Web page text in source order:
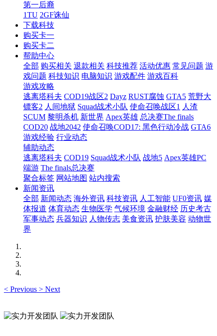
第一后裔
1TU 2GF诛仙
下载科技
购买卡一
购买卡二
帮助中心
全部 购买相关 退款相关 科技推荐 活动优惠 常见问题 游
戏问题 科技知识 电脑知识 游戏配件 游戏百科
游戏攻略
逃离塔科夫 COD19战区2 Dayz RUST腐蚀 GTA5 荒野大
镖客2 人间地狱 Squad战术小队 使命召唤战区1 人渣
SCUM 黎明杀机 新世界 Apex英雄 总决赛The finals
COD20 战地2042 使命召唤COD17: 黑色行动冷战 GTA6
游戏经验 行业动态
辅助动态
逃离塔科夫 COD19 Squad战术小队 战地5 Apex英雄PC
端游 The finals总决赛
聚合标签 网站地图 站内搜索
新闻资讯
全部 新闻动态 海外资讯 科技资讯 人工智能 UF0资讯 媒
体报道 体育动态 生物医学 气候环境 金融财经 历史考古
军事动态 兵器知识 人物传志 美食资讯 护肤美容 动物世
界
< Previous > Next